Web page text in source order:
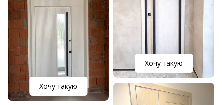
Хочу такую
Хочу такую